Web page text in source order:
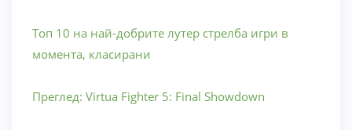
Топ 10 на най-добрите лутер стрелба игри в
момента, класирани
Преглед: Virtua Fighter 5: Final Showdown